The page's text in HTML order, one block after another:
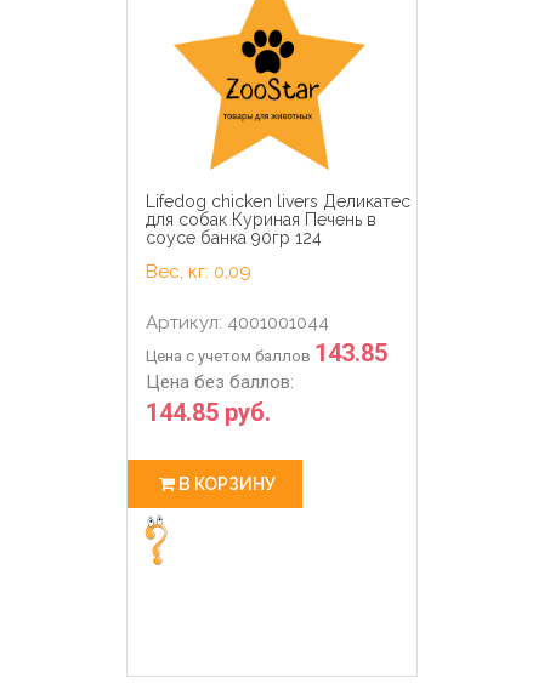
Lifedog chicken livers Деликатес
для собак Куриная Печень в
соусе банка 90гр 124
Вес, кг: 0,09
Артикул: 4001001044
Цена с учетом баллов 143.85
Цена без баллов:
144.85 руб.
В КОРЗИНУ